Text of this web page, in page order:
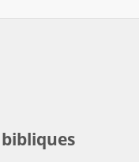
bibliques